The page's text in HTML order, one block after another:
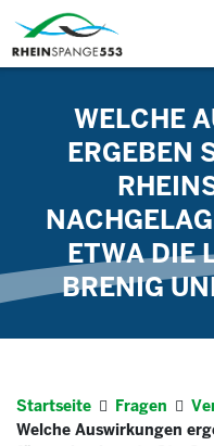
WELCHE
ERGEBEN
TWA DIE L
RENIG
Startseite Fragen
Welche Auswirkungen